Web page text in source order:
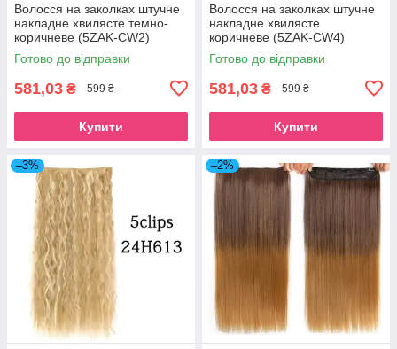
Волосся на заколках штучне
накладне хвилясте темно-
коричневе (5ZAK-CW2)
Готово до відправки
581,03 ₴ 599 ₴
Купити
Волосся на заколках штучне
накладне хвилясте
коричневе (5ZAK-CW4)
Готово до відправки
581,03 ₴ 599 ₴
Купити
–3% –2%